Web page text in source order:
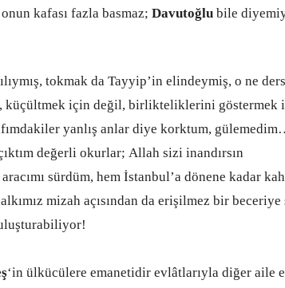
kafası fazla basmaz; Davutoğlu bile
tokmak da Tayyip’in elindeymiş, o ne
küçültmek için değil, birlikteliklerini göstermek
yanlış anlar diye korktum,
değerli okurlar; Allah sizi inandırsın
sürdüm, hem İstanbul’a dönene kadar
mizah açısından da erişilmez bir
‘in ülkücülere emanetidir evlâtlarıyla diğer aile